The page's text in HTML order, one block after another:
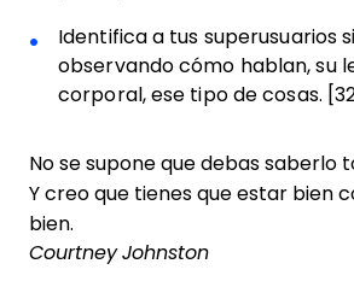
Identifica a tus superusuarios
observando cómo hablan, su
corporal, ese tipo de cosas.
No se supone que debas saberlo
Y creo que tienes que estar bien
bien.
Courtney Johnston